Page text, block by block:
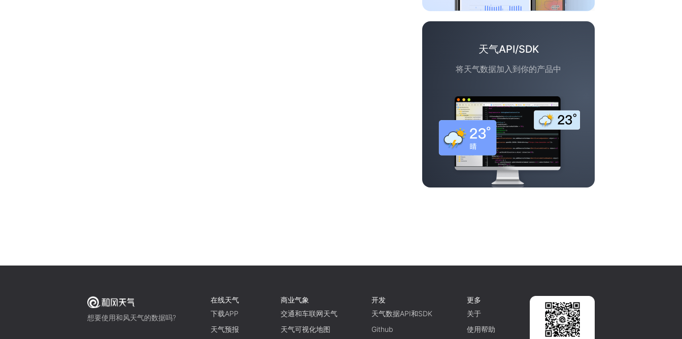
天气API/SDK
将天气数据加入到你的产品中
想要使用和风天气的数据吗?
在线天气
下载APP
天气预报
商业气象
交通和车联网天气
天气可视化地图
开发
天气数据API和SDK
Github
更多
关于
使用帮助